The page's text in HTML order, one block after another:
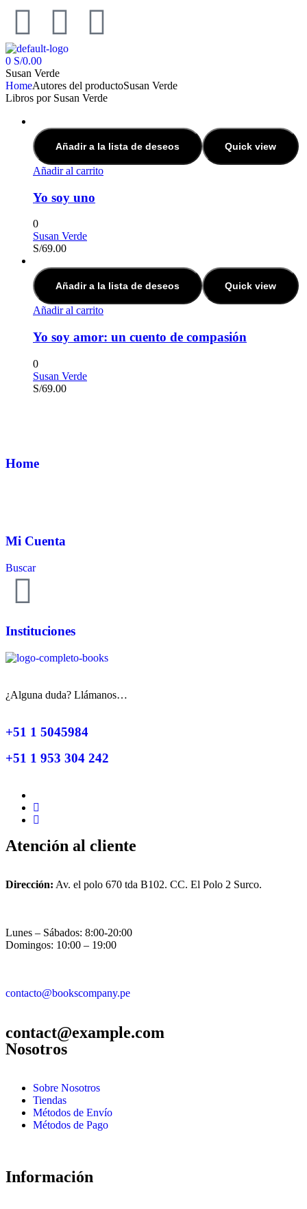
0 S/0.00
Susan Verde
HomeAutores del productoSusan Verde
Libros por Susan Verde
Añadir a la lista de deseos Quick view
Añadir al carrito
Yo soy uno
0
Susan Verde
S/69.00
Añadir a la lista de deseos Quick view
Añadir al carrito
Yo soy amor: un cuento de compasión
0
Susan Verde
S/69.00
Home
Mi Cuenta
Buscar
Instituciones
¿Alguna duda? Llámanos…
+51 1 5045984
+51 1 953 304 242
Atención al cliente
Dirección: Av. el polo 670 tda B102. CC. El Polo 2 Surco.
Lunes – Sábados: 8:00-20:00
Domingos: 10:00 – 19:00
contacto@bookscompany.pe
contact@example.com
Nosotros
Sobre Nosotros
Tiendas
Métodos de Envío
Métodos de Pago
Información